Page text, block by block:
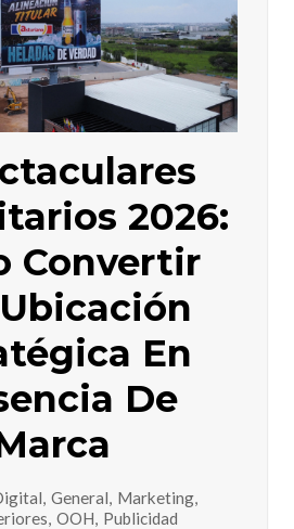
2026:
Convertir
En
De
, General, Marketing,
, OOH, Publicidad